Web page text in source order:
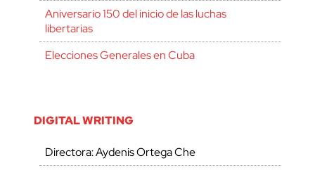
Aniversario 150 del inicio de las luchas
libertarias
Elecciones Generales en Cuba
DIGITAL WRITING
Directora: Aydenis Ortega Che